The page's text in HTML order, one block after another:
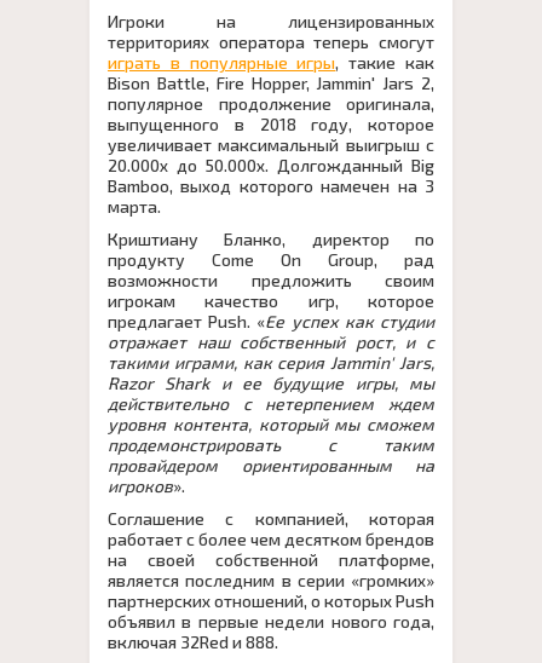
Игроки на лицензированных
территориях оператора теперь смогут
играть в популярные игры, такие как
Bison Battle, Fire Hopper, Jammin' Jars 2,
популярное продолжение оригинала,
выпущенного в 2018 году, которое
увеличивает максимальный выигрыш с
20.000x до 50.000x. Долгожданный Big
Bamboo, выход которого намечен на 3
марта.
Криштиану Бланко, директор по
продукту Come On Group, рад
возможности предложить своим
игрокам качество игр, которое
предлагает Push. «Ее успех как студии
отражает наш собственный рост, и с
такими играми, как серия Jammin' Jars,
Razor Shark и ее будущие игры, мы
действительно с нетерпением ждем
уровня контента, который мы сможем
продемонстрировать с таким
провайдером ориентированным на
игроков».
Соглашение с компанией, которая
работает с более чем десятком брендов
на своей собственной платформе,
является последним в серии «громких»
партнерских отношений, о которых Push
объявил в первые недели нового года,
включая 32Red и 888.